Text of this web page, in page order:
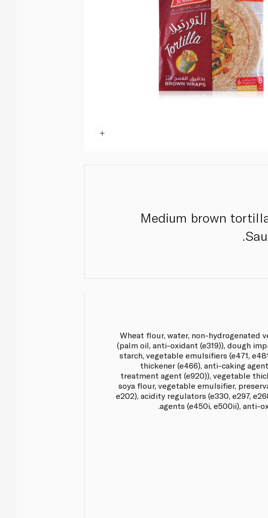
Medium brown
Wheat flour, water, non-hydrogenated
(palm oil, anti-oxidant (e319)), dough
starch, vegetable emulsifiers (e471,
thickener (e466), anti-caking
treatment agent (e920)), vegetable
soya flour, vegetable emulsifier,
e202), acidity regulators (e330, e297,
agents (e450i, e500ii), anti-